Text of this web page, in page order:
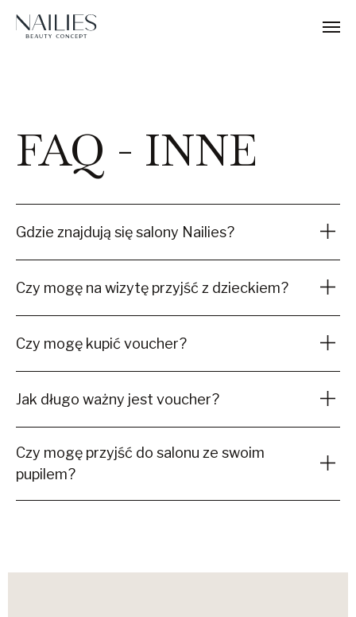
FAQ - INNE
Gdzie znajdują się salony Nailies?
Czy mogę na wizytę przyjść z dzieckiem?
Czy mogę kupić voucher?
Jak długo ważny jest voucher?
Czy mogę przyjść do salonu ze swoim
pupilem?